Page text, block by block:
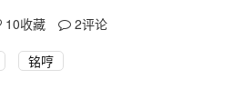
10收藏 2评论
铭哼